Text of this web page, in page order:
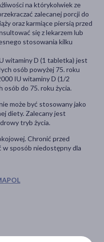
na którykolwiek ze
zalecanej porcji do
oraz karmiące piersią przed
się z lekarzem lub
stosowania kilku
witaminy D (1 tabletka) jest
osób powyżej 75. roku
IU witaminy D (1/2
osób do 75. roku życia.
może być stosowany jako
diety. Zalecany jest
tryb życia.
Chronić przed
w sposób niedostępny dla